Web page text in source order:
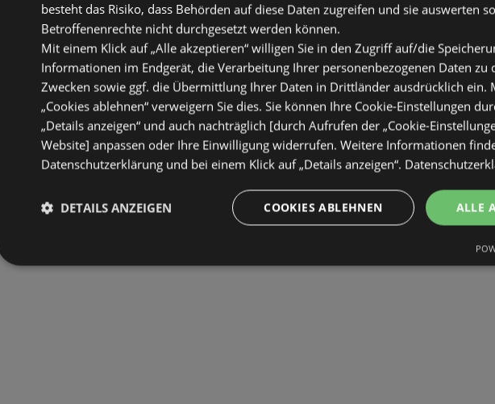
besteht das Risiko, dass Behörden auf diese Daten zugreifen und sie auswerten
Betroffenenrechte nicht durchgesetzt werden können.
Mit einem Klick auf „Alle akzeptieren“ willigen Sie in den Zugriff auf/die
Informationen im Endgerät, die Verarbeitung Ihrer personenbezogenen Daten zu
Zwecken sowie ggf. die Übermittlung Ihrer Daten in Drittländer ausdrücklich ein.
„Cookies ablehnen“ verweigern Sie dies. Sie können Ihre Cookie-Einstellungen
„Details anzeigen“ und auch nachträglich [durch Aufrufen der „Cookie-
Website] anpassen oder Ihre Einwilligung widerrufen. Weitere Informationen
Datenschutzerklärung und bei einem Klick auf „Details anzeigen“.
ALLE
COOKIES ABLEHNEN
DETAILS ANZEIGEN